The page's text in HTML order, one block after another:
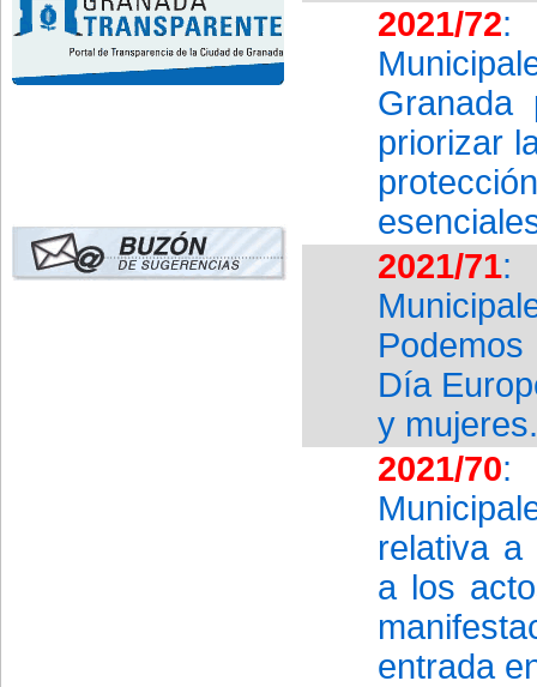
2021/72:
priorizar
2021/71:
Podemos
Día
y mujeres.
2021/70:
relativa a
a los
entrada